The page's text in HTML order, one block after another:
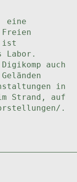
eine
ist
Labor.
auch
in
Strand, auf
.